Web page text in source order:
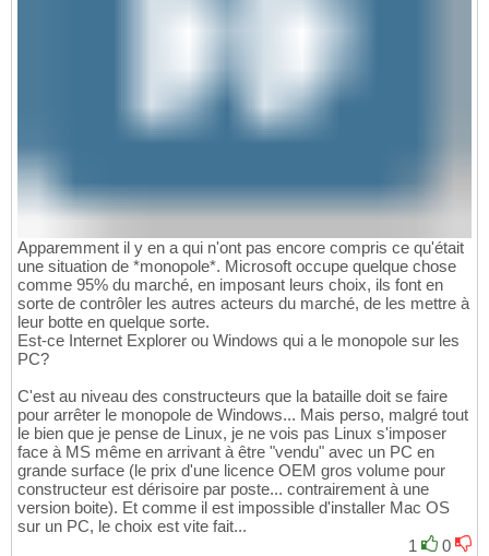
Apparemment il y en a qui n'ont pas encore compris ce qu'était
une situation de *monopole*. Microsoft occupe quelque chose
comme 95% du marché, en imposant leurs choix, ils font en
sorte de contrôler les autres acteurs du marché, de les mettre à
leur botte en quelque sorte.
Est-ce Internet Explorer ou Windows qui a le monopole sur les
PC?
C'est au niveau des constructeurs que la bataille doit se faire
pour arrêter le monopole de Windows... Mais perso, malgré tout
le bien que je pense de Linux, je ne vois pas Linux s'imposer
face à MS même en arrivant à être "vendu" avec un PC en
grande surface (le prix d'une licence OEM gros volume pour
constructeur est dérisoire par poste... contrairement à une
version boite). Et comme il est impossible d'installer Mac OS
sur un PC, le choix est vite fait...
1
0